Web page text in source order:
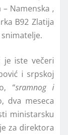
Namenska ,
B92 Zlatija
je iste večeri
i srpskoj
“sramnog i
dva meseca
ministarsku
za direktora